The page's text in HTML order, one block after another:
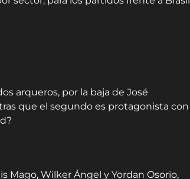
arqueros, por la baja de José
que el segundo es protagonista con
Mago, Wilker Ángel y Yordan Osorio,